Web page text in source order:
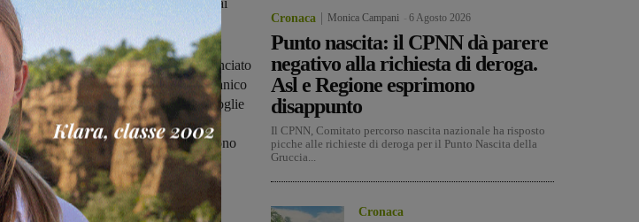
una fiancata, per un danno superiore ai
dei Sabbioni,invece, hanno denunciato
incensurato ed un metalmeccanico
di una lite tra lo studente e la moglie
si è inserito nella discussione
Sul posto a sedare gli animi sono
Cronaca Monica Campani 6 Agosto 2026
Punto nascita: il CPNN dà parere
negativo alla richiesta di deroga.
Asl e Regione esprimono
disappunto
Il CPNN, Comitato percorso nascita nazionale ha risposto
picche alle richieste di deroga per il Punto Nascita della
Gruccia...
Cronaca